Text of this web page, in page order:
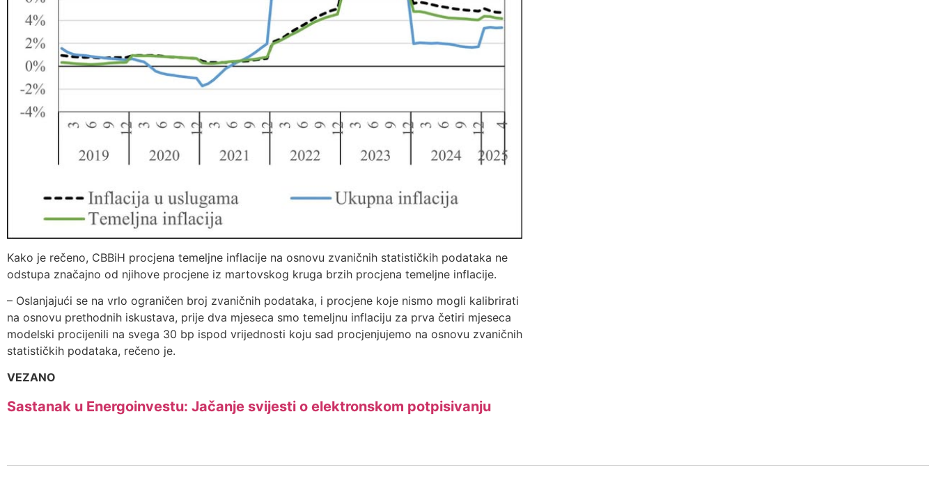
Kako je rečeno, CBBiH procjena temeljne inflacije na osnovu zvaničnih statističkih podataka ne
odstupa značajno od njihove procjene iz martovskog kruga brzih procjena temeljne inflacije.
– Oslanjajući se na vrlo ograničen broj zvaničnih podataka, i procjene koje nismo mogli kalibrirati
na osnovu prethodnih iskustava, prije dva mjeseca smo temeljnu inflaciju za prva četiri mjeseca
modelski procijenili na svega 30 bp ispod vrijednosti koju sad procjenjujemo na osnovu zvaničnih
statističkih podataka, rečeno je.
VEZANO
Sastanak u Energoinvestu: Jačanje svijesti o elektronskom potpisivanju